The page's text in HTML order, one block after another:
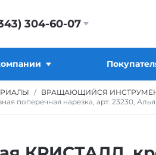
304-60-07
ВРАЩАЮЩИЙСЯ
поперечная нарезка, арт. 23230,